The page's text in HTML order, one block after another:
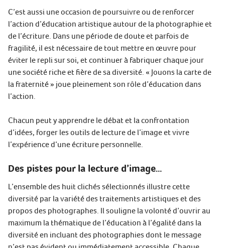
C’est aussi une occasion de poursuivre ou de renforcer
l’action d’éducation artistique autour de la photographie et
de l’écriture. Dans une période de doute et parfois de
fragilité, il est nécessaire de tout mettre en œuvre pour
éviter le repli sur soi, et continuer à fabriquer chaque jour
une société riche et fière de sa diversité. « Jouons la carte de
la fraternité » joue pleinement son rôle d’éducation dans
l’action.
Chacun peut y apprendre le débat et la confrontation
d’idées, forger les outils de lecture de l’image et vivre
l’expérience d’une écriture personnelle.
Des pistes pour la lecture d’image…
L’ensemble des huit clichés sélectionnés illustre cette
diversité par la variété des traitements artistiques et des
propos des photographes. Il souligne la volonté d’ouvrir au
maximum la thématique de l’éducation à l’égalité dans la
diversité en incluant des photographies dont le message